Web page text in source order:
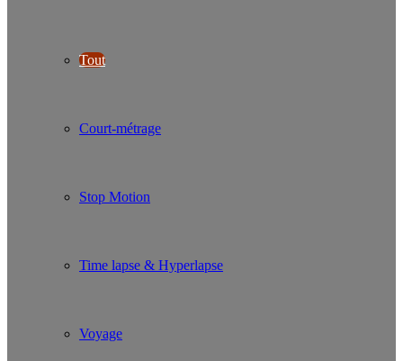
Tout
Court-métrage
Stop Motion
Time lapse & Hyperlapse
Voyage